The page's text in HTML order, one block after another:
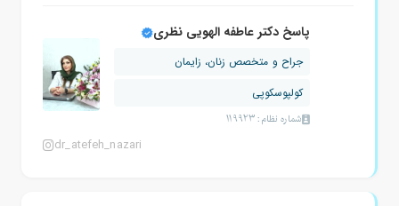
پاسخ دکتر عاطفه الهویی نظری
جراح و متخصص زنان، زایمان
کولپوسکوپی
شماره نظام: 119923
dr_atefeh_nazari